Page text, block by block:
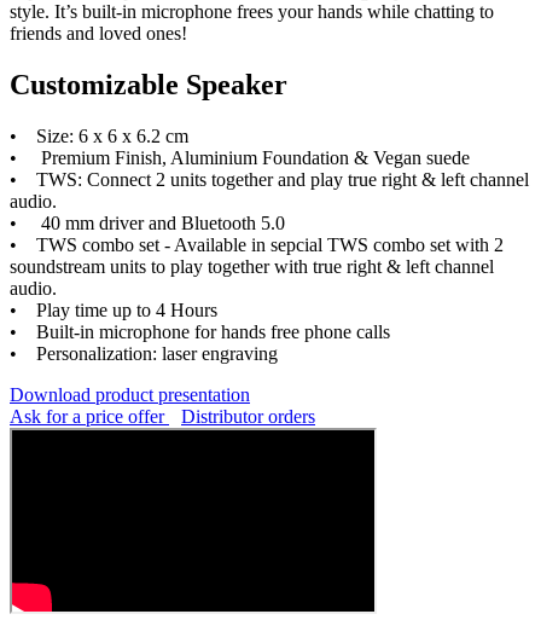
style. It’s built-in microphone frees your hands while chatting to
friends and loved ones!
Customizable Speaker
• Size: 6 x 6 x 6.2 cm
• Premium Finish, Aluminium Foundation & Vegan suede
• TWS: Connect 2 units together and play true right & left channel
audio.
• 40 mm driver and Bluetooth 5.0
• TWS combo set - Available in sepcial TWS combo set with 2
soundstream units to play together with true right & left channel
audio.
• Play time up to 4 Hours
• Built-in microphone for hands free phone calls
• Personalization: laser engraving
Download product presentation
Ask for a price offer
Distributor orders